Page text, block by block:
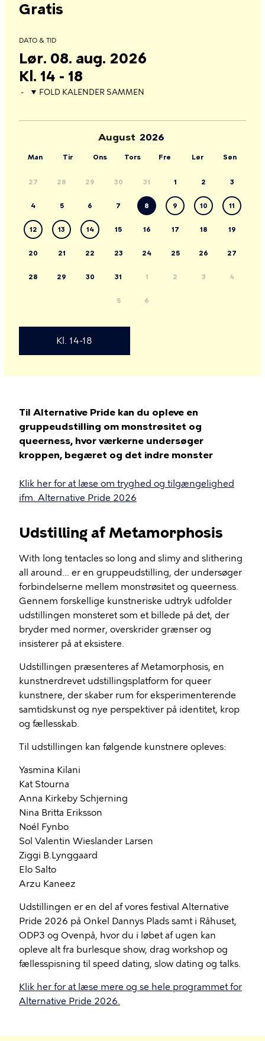
Gratis
DATO & TID
Lør. 08. aug. 2026
Kl. 14 - 18
FOLD KALENDER SAMMEN
August
Man Tir Ons Tors Fre Lør Søn
27 28 29 30 31 1 2 3
4 5 6 7 8 9 10 11
12 13 14 15 16 17 18 19
20 21 22 23 24 25 26 27
28 29 30 31 1 2 3 4
5 6
Kl. 14-18
Til Alternative Pride kan du opleve en
gruppeudstilling om monstrøsitet og
queerness, hvor værkerne undersøger
kroppen, begæret og det indre monster
Klik her for at læse om tryghed og tilgængelighed
ifm. Alternative Pride 2026
Udstilling af Metamorphosis
With long tentacles so long and slimy and slithering
all around... er en gruppeudstilling, der undersøger
forbindelserne mellem monstrøsitet og queerness.
Gennem forskellige kunstneriske udtryk udfolder
udstillingen monsteret som et billede på det, der
bryder med normer, overskrider grænser og
insisterer på at eksistere.
Udstillingen præsenteres af Metamorphosis, en
kunstnerdrevet udstillingsplatform for queer
kunstnere, der skaber rum for eksperimenterende
samtidskunst og nye perspektiver på identitet, krop
og fællesskab.
Til udstillingen kan følgende kunstnere opleves:
Yasmina Kilani
Kat Stourna
Anna Kirkeby Schjerning
Nina Britta Eriksson
Noél Fynbo
Sol Valentin Wieslander Larsen
Ziggi B.Lynggaard
Elo Salto
Arzu Kaneez
Udstillingen er en del af vores festival Alternative
Pride 2026 på Onkel Dannys Plads samt i Råhuset,
ODP3 og Ovenpå, hvor du i løbet af ugen kan
opleve alt fra burlesque show, drag workshop og
fællesspisning til speed dating, slow dating og talks.
Klik her for at læse mere og se hele programmet for
Alternative Pride 2026.